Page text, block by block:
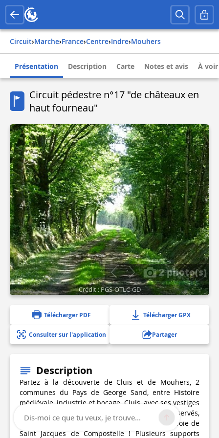
Circuit› Marche› france› centre› indre› mouhers
Présentation Description Carte Notes et avis À
Circuit pédestre n°17 "de châteaux en
haut fourneau"
2 photo(s)
Crédit : PGS-OTLC-GD
Télécharger PDF Télécharger GPX
Consulter sur l'application Partager
Description
Partez à la découverte de Cluis et de Mouhers, 2
communes du Pays de George Sand, entre Histoire
médiévale, industrie et bocage. Cluis, avec ses vestiges
du Moyen-âge, Mouhers et ses paysages préservés,
son bocage. Empruntez aussi une partie de la voie de
Saint Jacques de Compostelle ! Plusieurs supports
Dis-moi ce que tu veux, je trouve...